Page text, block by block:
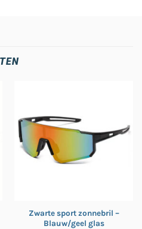
Zwarte sport zonnebril –
Blauw/geel glas